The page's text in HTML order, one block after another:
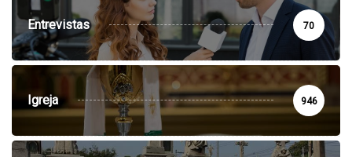
Entrevistas 70
Igreja 946